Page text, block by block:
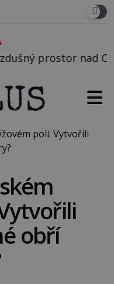
51, mohlo to
poli: Vytvořili
obří